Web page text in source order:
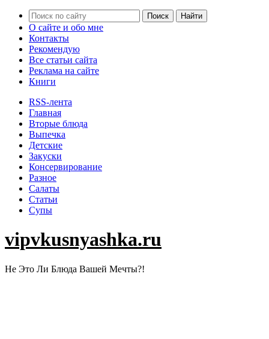
О сайте и обо мне
Контакты
Рекомендую
Все статьи сайта
Реклама на сайте
Книги
RSS-лента
Главная
Вторые блюда
Выпечка
Детские
Закуски
Консервирование
Разное
Салаты
Статьи
Супы
vipvkusnyashka.ru
Не Это Ли Блюда Вашей Мечты?!